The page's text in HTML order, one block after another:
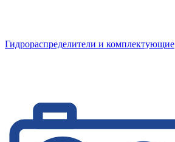
Гидрораспределители и комплектующие